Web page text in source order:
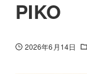
PIKO
2026年6月14日